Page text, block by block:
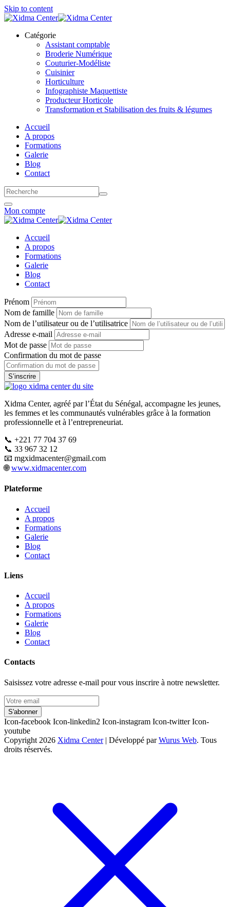
Skip to content
Catégorie
Assistant comptable
Broderie Numérique
Couturier-Modéliste
Cuisinier
Horticulture
Infographiste Maquettiste
Producteur Horticole
Transformation et Stabilisation des fruits & légumes
Accueil
A propos
Formations
Galerie
Blog
Contact
Mon compte
Accueil
A propos
Formations
Galerie
Blog
Contact
Prénom
Nom de famille
Nom de l’utilisateur ou de l’utilisatrice
Adresse e-mail
Mot de passe
Confirmation du mot de passe
S’inscrire
Xidma Center, agréé par l’État du Sénégal, accompagne les jeunes,
les femmes et les communautés vulnérables grâce à la formation
professionnelle et à l’entrepreneuriat.
📞 +221 77 704 37 69
📞 33 967 32 12
📧 mgxidmacenter@gmail.com
🌐www.xidmacenter.com
Plateforme
Accueil
A propos
Formations
Galerie
Blog
Contact
Liens
Accueil
A propos
Formations
Galerie
Blog
Contact
Contacts
Saisissez votre adresse e-mail pour vous inscrire à notre newsletter.
S'abonner
Icon-facebook Icon-linkedin2 Icon-instagram Icon-twitter Icon-
youtube
Copyright 2026 Xidma Center| Développé parWurus Web. Tous
droits réservés.